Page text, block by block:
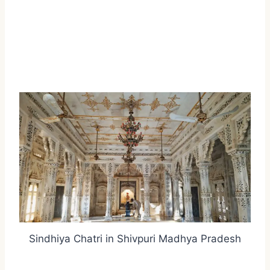
Sindhiya Chatri in Shivpuri Madhya Pradesh